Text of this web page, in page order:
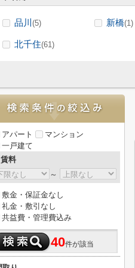
品川 (5) 新橋(1)
北千住(61)
アパート
マンション
一戸建て
料
～
敷金・保証金なし
礼金・敷引なし
共益費・管理費込み
40件が該当